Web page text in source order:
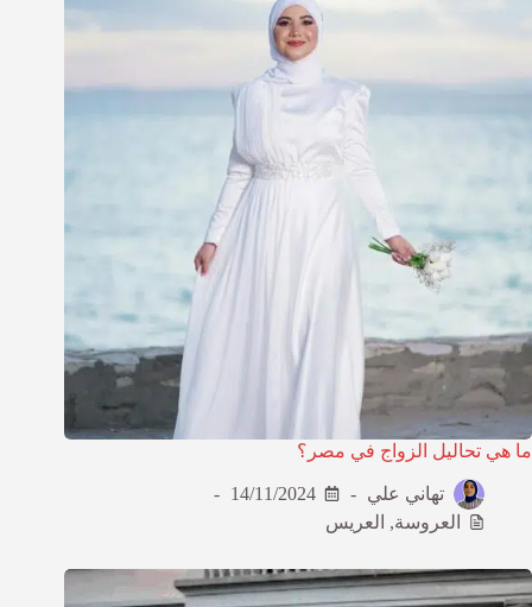
ما هي تحاليل الزواج في مصر؟
تهاني علي
14/11/2024
العروسة, العريس